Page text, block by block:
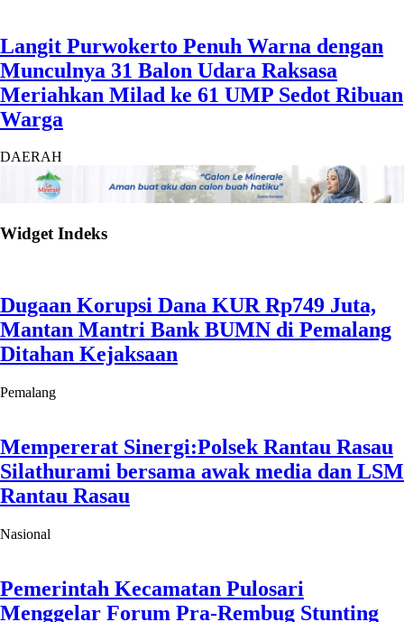
Langit Purwokerto Penuh Warna dengan
Munculnya 31 Balon Udara Raksasa
Meriahkan Milad ke 61 UMP Sedot Ribuan
Warga
DAERAH
Widget Indeks
Dugaan Korupsi Dana KUR Rp749 Juta,
Mantan Mantri Bank BUMN di Pemalang
Ditahan Kejaksaan
Pemalang
Mempererat Sinergi:Polsek Rantau Rasau
Silathurami bersama awak media dan LSM
Rantau Rasau
Nasional
Pemerintah Kecamatan Pulosari
Menggelar Forum Pra-Rembug Stunting